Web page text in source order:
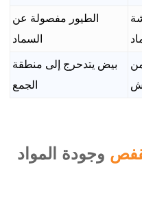
الطيور مفصولة عن
السماد
بيض يتدحرج إلى منطقة
الجمع
وجودة المواد